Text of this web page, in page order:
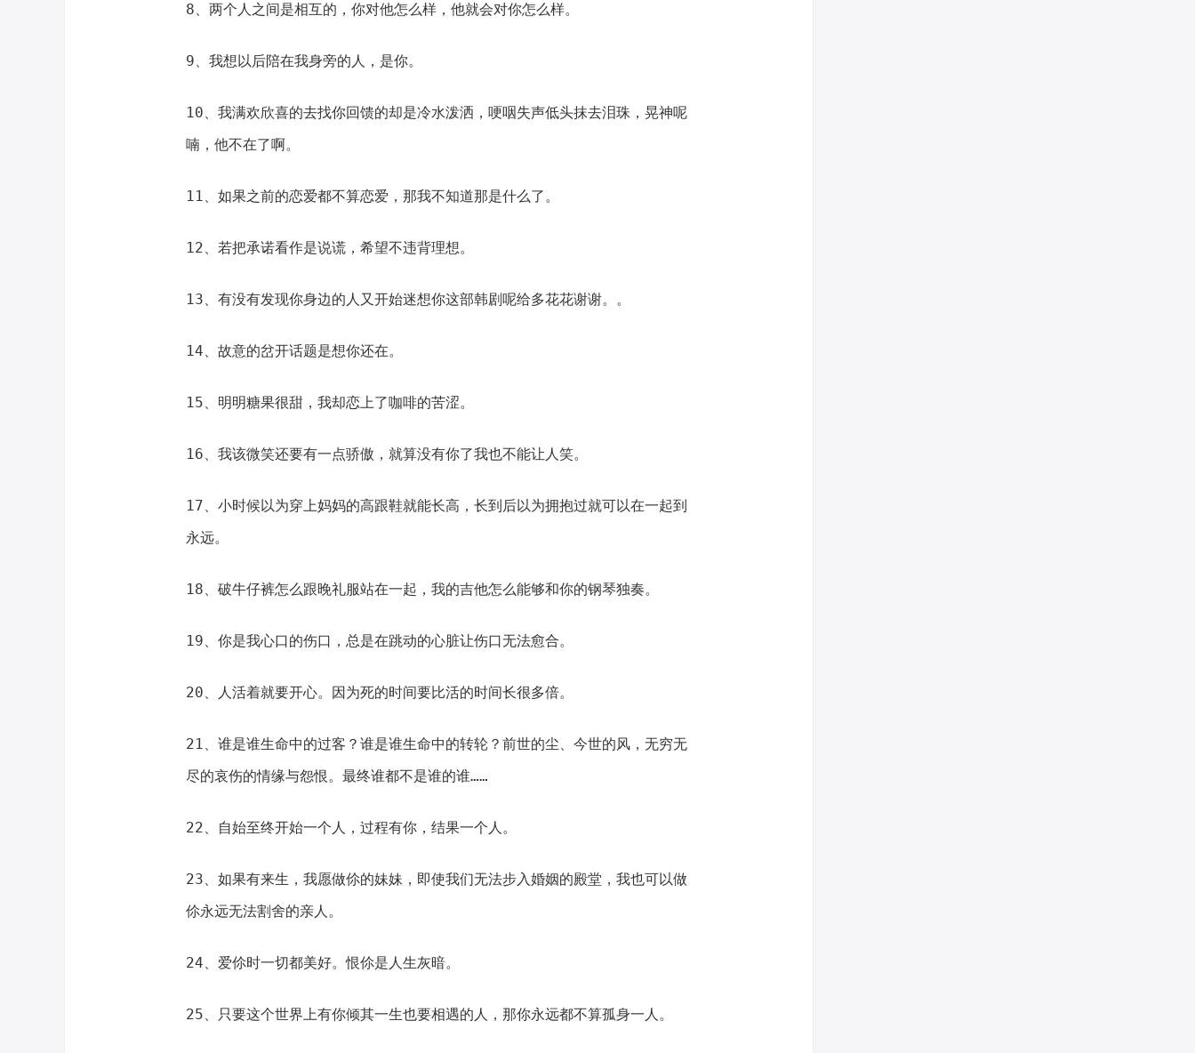
8、两个人之间是相互的，你对他怎么样，他就会对你怎么样。
9、我想以后陪在我身旁的人，是你。
10、我满欢欣喜的去找你回馈的却是冷水泼洒，哽咽失声低头抹去泪珠，晃神呢
喃，他不在了啊。
11、如果之前的恋爱都不算恋爱，那我不知道那是什么了。
12、若把承诺看作是说谎，希望不违背理想。
13、有没有发现你身边的人又开始迷想你这部韩剧呢给多花花谢谢。。
14、故意的岔开话题是想你还在。
15、明明糖果很甜，我却恋上了咖啡的苦涩。
16、我该微笑还要有一点骄傲，就算没有你了我也不能让人笑。
17、小时候以为穿上妈妈的高跟鞋就能长高，长到后以为拥抱过就可以在一起到
永远。
18、破牛仔裤怎么跟晚礼服站在一起，我的吉他怎么能够和你的钢琴独奏。
19、你是我心口的伤口，总是在跳动的心脏让伤口无法愈合。
20、人活着就要开心。因为死的时间要比活的时间长很多倍。
21、谁是谁生命中的过客？谁是谁生命中的转轮？前世的尘、今世的风，无穷无
尽的哀伤的情缘与怨恨。最终谁都不是谁的谁……
22、自始至终开始一个人，过程有你，结果一个人。
23、如果有来生，我愿做伱的妹妹，即使我们无法步入婚姻的殿堂，我也可以做
伱永远无法割舍的亲人。
24、爱伱时一切都美好。恨伱是人生灰暗。
25、只要这个世界上有你倾其一生也要相遇的人，那你永远都不算孤身一人。